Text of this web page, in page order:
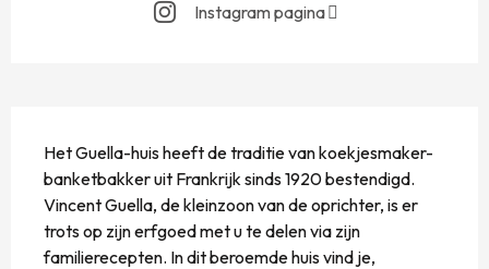
Instagram pagina
Het Guella-huis heeft de traditie van koekjesmaker-
banketbakker uit Frankrijk sinds 1920 bestendigd.
Vincent Guella, de kleinzoon van de oprichter, is er
trots op zijn erfgoed met u te delen via zijn
familierecepten. In dit beroemde huis vind je,